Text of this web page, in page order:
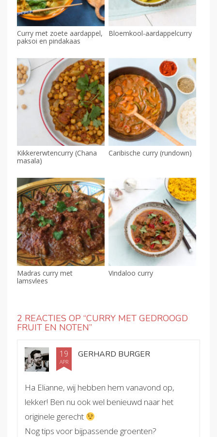
Curry met zoete aardappel,
paksoi en pindakaas
Bloemkool-aardappelcurry
Kikkererwtencurry (Chana
masala)
Caribische curry (rundown)
Madras curry met
lamsvlees
Vindaloo curry
2 REACTIES OP “CURRY MET GEDROOGD
FRUIT EN NOTEN”
GERHARD BURGER
19
APR
Ha Elianne, wij hebben hem vanavond op,
lekker! Ben nu ook wel benieuwd naar het
originele gerecht
Nog tips voor bijpassende groenten?